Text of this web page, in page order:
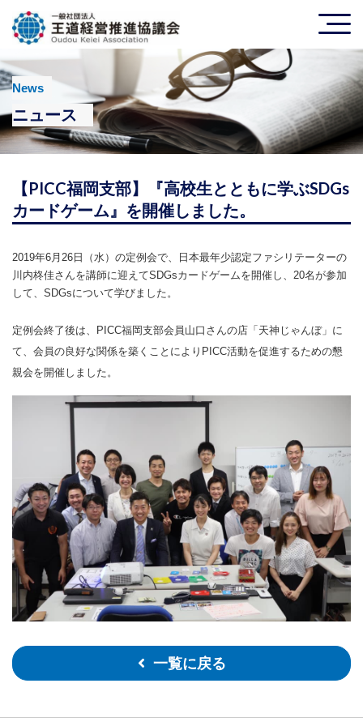
News
ニュース
【PICC福岡支部】『高校生とともに学ぶSDGs
カードゲーム』を開催しました。
2019年6月26日（水）の定例会で、日本最年少認定ファシリテーターの
川内柊佳さんを講師に迎えてSDGsカードゲームを開催し、20名が参加
して、SDGsについて学びました。
定例会終了後は、PICC福岡支部会員山口さんの店「天神じゃんぼ」に
て、会員の良好な関係を築くことによりPICC活動を促進するための懇
親会を開催しました。
一覧に戻る